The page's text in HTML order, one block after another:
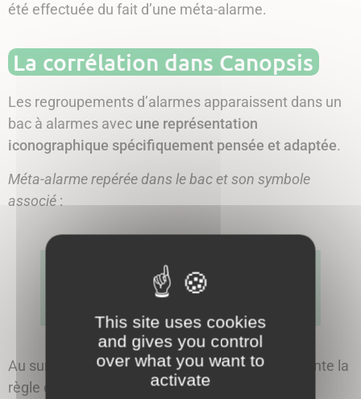
été effectuée du fait d’une méta-alarme.
La corrélation dans Canopsis
Les regroupements d’alarmes apparaissent dans un
bac à alarmes avec une représentation
iconographique spécifiquement pensée et adaptée.
Méta-alarme repérée dans le bac et son symbole
associé :
Au survol, unenote d’information(tooltip) présente la
règle qui a permis le regroupement ainsi que le
This site uses cookies
and gives you control
over what you want to
activate